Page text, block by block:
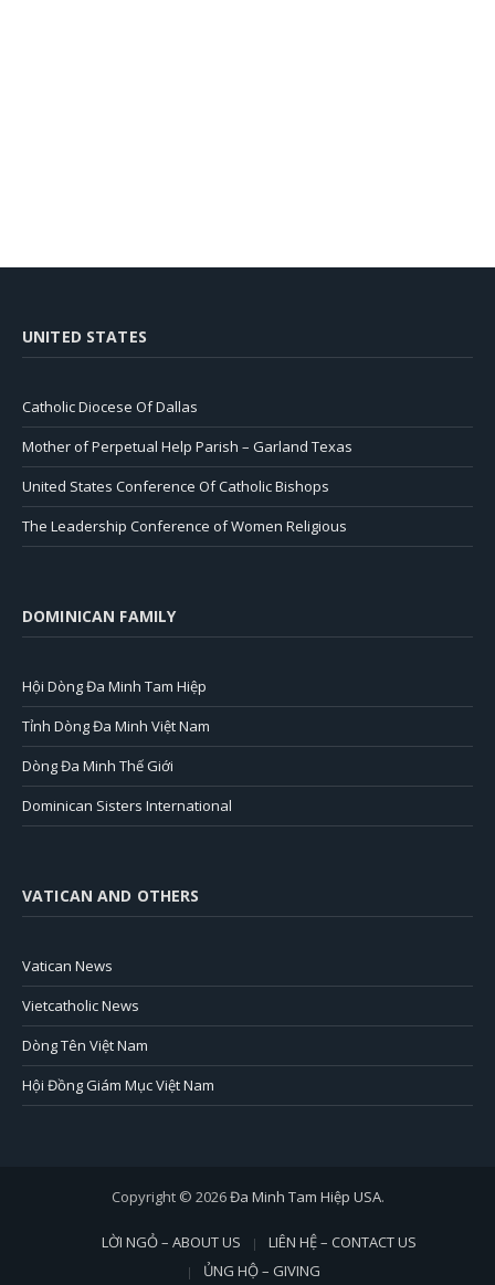
UNITED STATES
Catholic Diocese Of Dallas
Mother of Perpetual Help Parish – Garland Texas
United States Conference Of Catholic Bishops
The Leadership Conference of Women Religious
DOMINICAN FAMILY
Hội Dòng Đa Minh Tam Hiệp
Tỉnh Dòng Đa Minh Việt Nam
Dòng Đa Minh Thế Giới
Dominican Sisters International
VATICAN AND OTHERS
Vatican News
Vietcatholic News
Dòng Tên Việt Nam
Hội Đồng Giám Mục Việt Nam
Copyright © 2026Đa Minh Tam Hiệp USA.
LỜI NGỎ – ABOUT US
LIÊN HỆ – CONTACT US
ỦNG HỘ – GIVING